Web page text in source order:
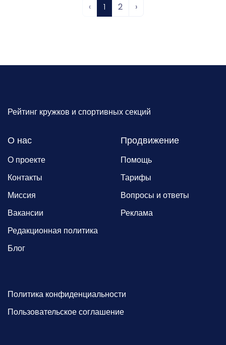
‹ 1 2 ›
Рейтинг кружков и спортивных секций
О нас
О проекте
Контакты
Миссия
Вакансии
Редакционная политика
Блог
Продвижение
Помощь
Тарифы
Вопросы и ответы
Реклама
Политика конфиденциальности
Пользовательское соглашение